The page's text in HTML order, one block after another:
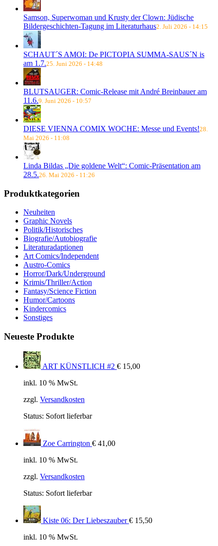
Samson, Superwoman und Krusty der Clown: Jüdische
Bildergeschichten-Tagung im Literaturhaus2. Juli 2026 - 14:15
SCHAUT´S AMOI: De PICTOPIA SUMMA-SAUS´N is
am 1.7.25. Juni 2026 - 14:48
BLUTSAUGER: Comic-Release mit André Breinbauer am
11.6.9. Juni 2026 - 10:57
DIESE VIENNA COMIX WOCHE: Messe und Events!28.
Mai 2026 - 11:08
Linda Bildas „Die goldene Welt“: Comic-Präsentation am
28.5.26. Mai 2026 - 11:26
Produktkategorien
Neuheiten
Graphic Novels
Politik/Historisches
Biografie/Autobiografie
Literaturadaptionen
Art Comics/Independent
Austro-Comics
Horror/Dark/Underground
Krimis/Thriller/Action
Fantasy/Science Fiction
Humor/Cartoons
Kindercomics
Sonstiges
Neueste Produkte
ART KÜNSTLICH #2 € 15,00
inkl. 10 % MwSt.
zzgl. Versandkosten
Status: Sofort lieferbar
Zoe Carrington € 41,00
inkl. 10 % MwSt.
zzgl. Versandkosten
Status: Sofort lieferbar
Kiste 06: Der Liebeszauber € 15,50
inkl. 10 % MwSt.